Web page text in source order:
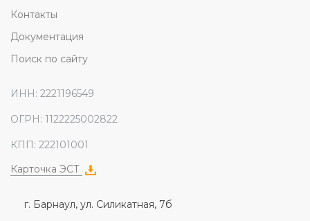
Контакты
Документация
Поиск по сайту
ИНН: 2221196549
ОГРН: 1122225002822
КПП: 222101001
Карточка ЭСТ
г. Барнаул, ул. Силикатная, 7б